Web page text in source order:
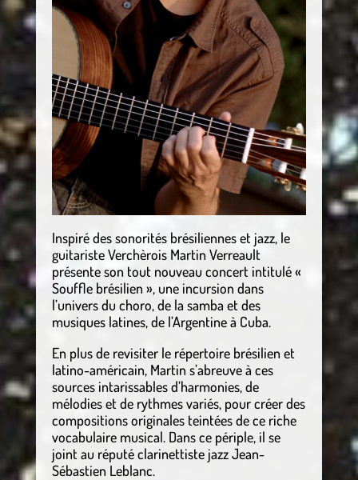
Inspiré des sonorités brésiliennes et jazz, le
guitariste Verchèrois Martin Verreault
présente son tout nouveau concert intitulé «
Souffle brésilien », une incursion dans
l’univers du choro, de la samba et des
musiques latines, de l’Argentine à Cuba.
En plus de revisiter le répertoire brésilien et
latino-américain, Martin s’abreuve à ces
sources intarissables d’harmonies, de
mélodies et de rythmes variés, pour créer des
compositions originales teintées de ce riche
vocabulaire musical. Dans ce périple, il se
joint au réputé clarinettiste jazz Jean-
Sébastien Leblanc.